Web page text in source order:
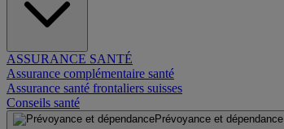
ASSURANCE SANTÉ
Assurance complémentaire santé
Assurance santé frontaliers suisses
Conseils santé
Prévoyance et dépendance